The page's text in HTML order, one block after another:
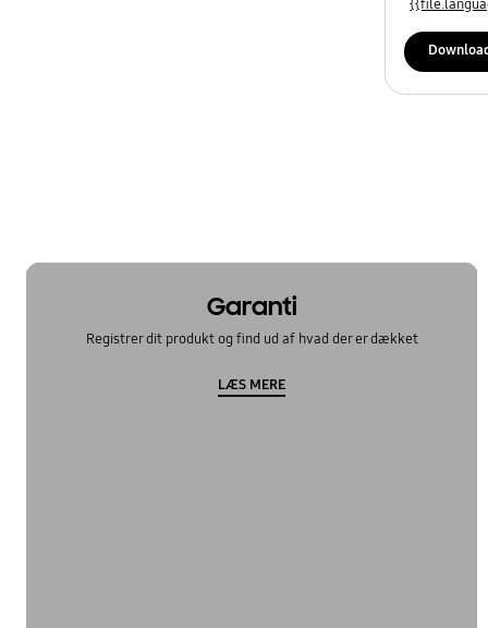
Garanti
Registrer dit produkt og find ud af hvad der er dækket
LÆS MERE